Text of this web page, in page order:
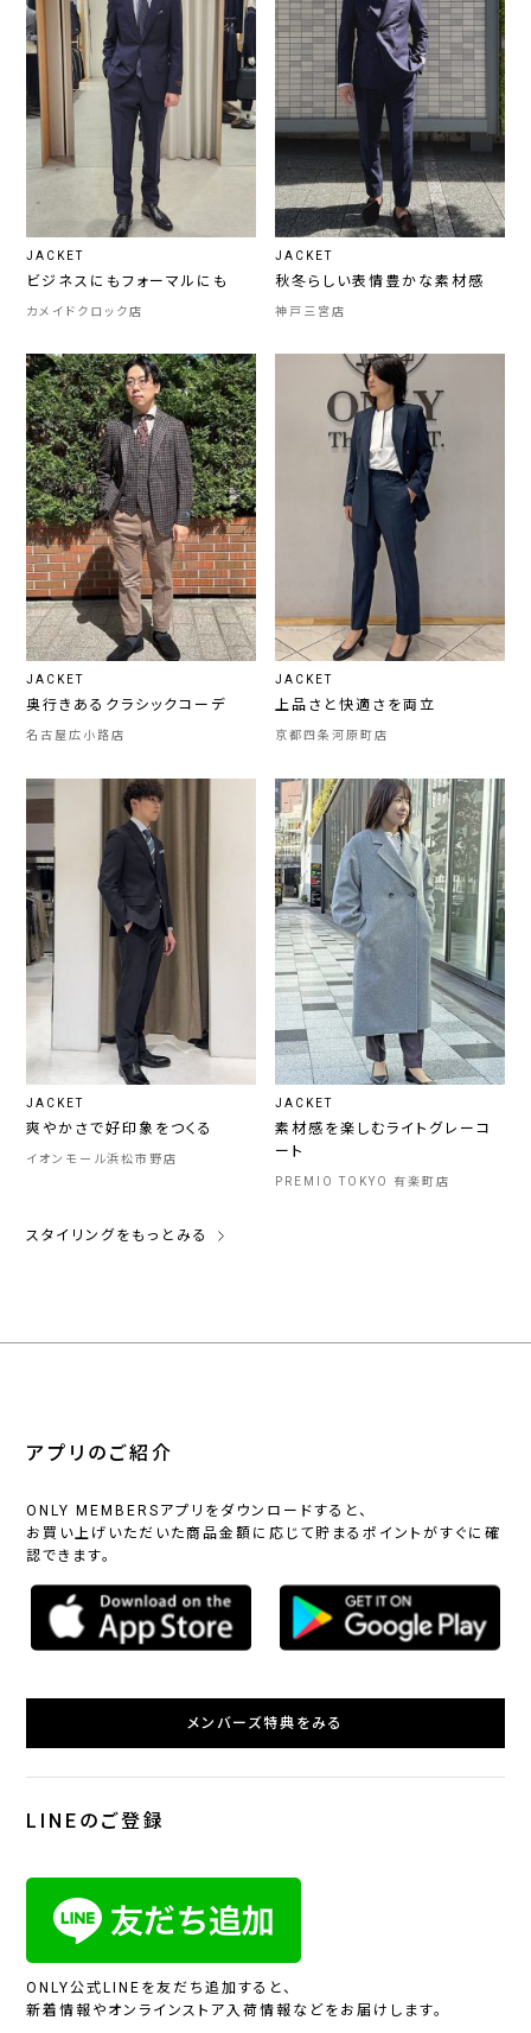
JACKET
ビジネスにもフォーマルにも
カメイドクロック店
JACKET
秋冬らしい表情豊かな素材感
神戸三宮店
JACKET
奥行きあるクラシックコーデ
名古屋広小路店
JACKET
上品さと快適さを両立
京都四条河原町店
JACKET
爽やかさで好印象をつくる
イオンモール浜松市野店
JACKET
素材感を楽しむライトグレーコ
ート
PREMIO TOKYO 有楽町店
スタイリングをもっとみる
アプリのご紹介
ONLY MEMBERSアプリをダウンロードすると、
お買い上げいただいた商品金額に応じて貯まるポイントがすぐに確
認できます。
メンバーズ特典をみる
LINEのご登録
ONLY公式LINEを友だち追加すると、
新着情報やオンラインストア入荷情報などをお届けします。